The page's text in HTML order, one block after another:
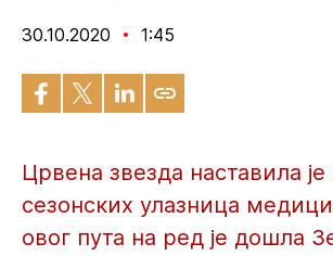
30.10.2020 1:45
Црвена звезда наставила
сезонских улазница
овог пута на ред је дошла